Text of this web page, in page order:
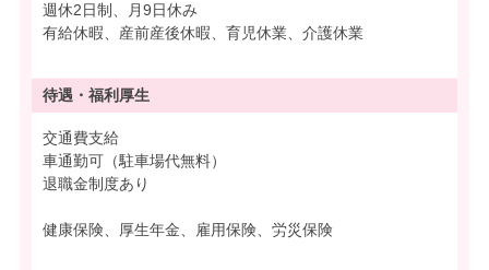
週休2日制、月9日休み
有給休暇、産前産後休暇、育児休業、介護休業
待遇・ 福利厚生
交通費支給
車通勤可（駐車場代無料）
退職金制度あり
健康保険、厚生年金、雇用保険、労災保険